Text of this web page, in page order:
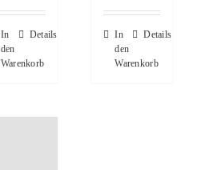
In
den
Warenkorb
Details
In
den
Warenkorb
Details